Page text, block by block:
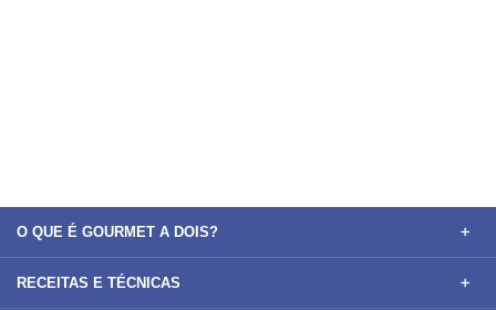
O QUE É GOURMET A DOIS?
RECEITAS E TÉCNICAS